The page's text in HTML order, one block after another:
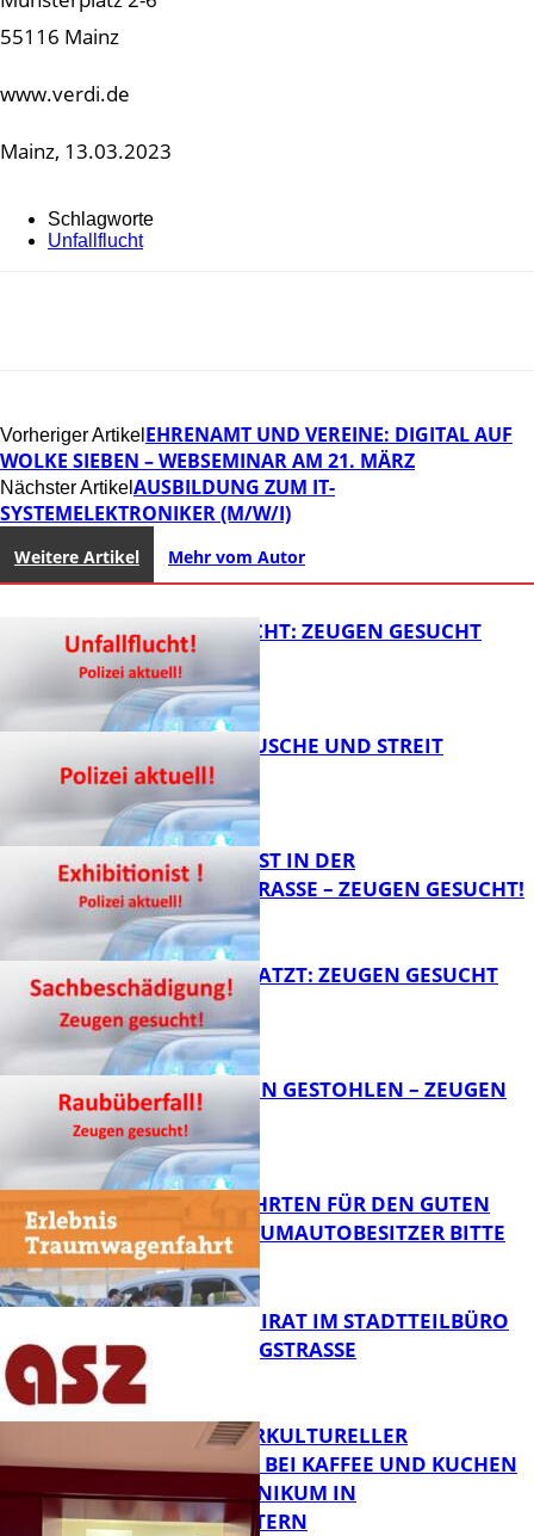
55116 Mainz
www.verdi.de
Mainz, 13.03.2023
Schlagworte
Unfallflucht
Vorheriger Artikel EHRENAMT UND VEREINE: DIGITAL AUF
WOLKE SIEBEN – WEBSEMINAR AM 21. MÄRZ
Nächster Artikel AUSBILDUNG ZUM IT-
SYSTEMELEKTRONIKER (M/W/I)
Weitere Artikel Mehr vom Autor
UNFALLFLUCHT: ZEUGEN GESUCHT
KNALLGERÄUSCHE UND STREIT
EXHIBITIONIST IN DER
VELMANNSTRASSE – ZEUGEN GESUCHT!
AUTO ZERKRATZT: ZEUGEN GESUCHT
FB News
TEURE KETTEN GESTOHLEN – ZEUGEN
GESUCHT!
FB News
SPENDENFAHRTEN FÜR DEN GUTEN
ZWECK – TRAUMAUTOBESITZER BITTE
MELDEN!
FB News
SENIORENBEIRAT IM STADTTEILBÜRO
IN DER KÖNIGSTRASSE
NEUER INTERKULTURELLER
TREFFPUNKT BEI KAFFEE UND KUCHEN
IM PFALZKLINIKUM IN
KAISERSLAUTERN